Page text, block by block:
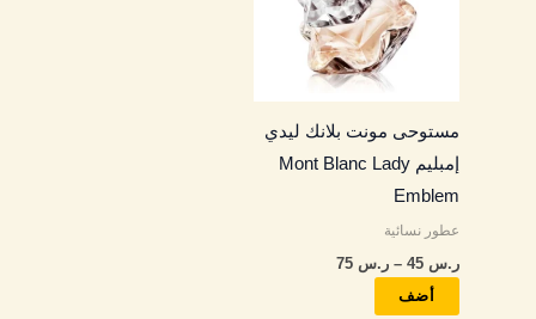
مستوحى مونت بلانك ليدي
إمبليم Mont Blanc Lady
Emblem
عطور نسائية
ر.س – ر.س
⁦ر.س 75⁩
أضف
الأشكال
المختلفة
لهذا
المنتج.
يمكن
اختيار
صفحة